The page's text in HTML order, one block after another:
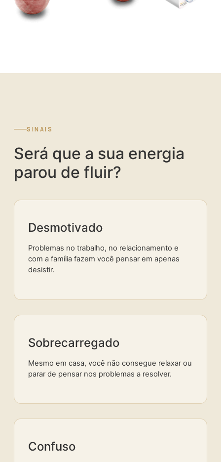
SINAIS
Será que a sua energia
parou de fluir?
Desmotivado
Problemas no trabalho, no relacionamento e
com a família fazem você pensar em apenas
desistir.
Sobrecarregado
Mesmo em casa, você não consegue relaxar ou
parar de pensar nos problemas a resolver.
Confuso